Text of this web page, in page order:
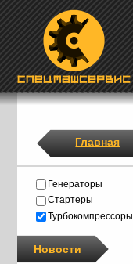
Главная
Генераторы
Стартеры
Турбокомпрессоры
Новости